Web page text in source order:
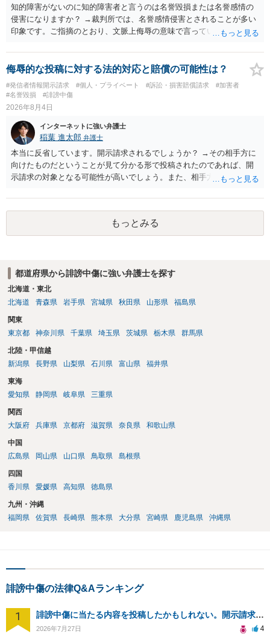
知的障害がないのに知的障害者と言うのは名誉毀損または名誉感情の
侵害になりますか？ →裁判所では、名誉感情侵害とされることが多い
印象です。ご指摘のとおり、文脈上侮辱の意味で言っている点も加味
侮辱的な投稿に対する法的対応と賠償の可能性は？
#発信者情報開示請求 #個人・プライベート #訴訟・損害賠償請求
#加害者
#名誉毀損
#誹謗中傷
2026年8月4日
インターネットに強い弁護士
稲葉 進太郎 弁護士
本当に反省しています。開示請求されるでしょうか？ →その相手方に
向けたものだということが見て分かる形で投稿されたのであれば、開
示請求の対象となる可能性が高いでしょう。また、相手方の投稿した
と存じます。発信者情報開示請求が進むと、投稿に使った回線の契約
者のところに、意見照会がなされます。アカウント情報開示の場合
は、アカウントの登録メールに意見照会がなされます。 また、された
場合賠償金はいくらでしょうか。 →ケースバイケースであり、数万円
もっとみる
都道府県から誹謗中傷に強い弁護士を探す
北海道・東北
北海道
青森県 岩手県 宮城県 秋田県 山形県 福島県
関東
東京都
神奈川県 千葉県 埼玉県 茨城県 栃木県 群馬県
北陸・甲信越
新潟県
長野県 山梨県 石川県 富山県 福井県
東海
愛知県
静岡県 岐阜県 三重県
関西
大阪府
兵庫県 京都府 滋賀県 奈良県 和歌山県
中国
広島県
岡山県 山口県 鳥取県 島根県
四国
香川県
愛媛県 高知県 徳島県
九州・沖縄
福岡県
佐賀県 長崎県 熊本県 大分県 宮崎県 鹿児島県 沖縄県
誹謗中傷の法律Q&Aランキング
1 誹謗中傷に当たる内容を投稿したかもしれない。開示請求や民事刑事裁判に発展しうるのか教えて欲しい。
2026年7月27日 4